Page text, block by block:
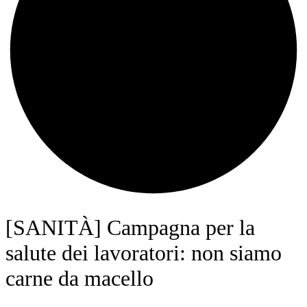
[SANITÀ] Campagna per la
salute dei lavoratori: non siamo
carne da macello